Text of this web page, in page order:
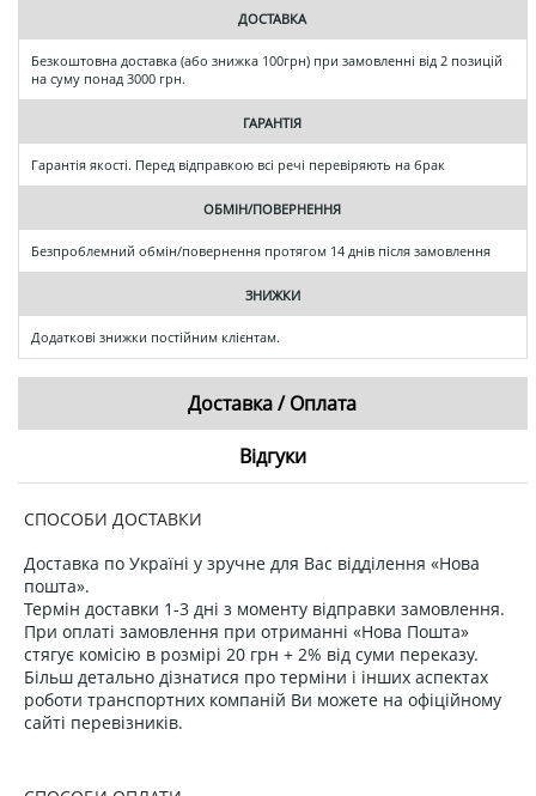
ДОСТАВКА
Безкоштовна доставка (або знижка 100грн) при замовленні від 2 позицій
на суму понад 3000 грн.
ГАРАНТІЯ
Гарантія якості. Перед відправкою всі речі перевіряють на брак
ОБМІН/ПОВЕРНЕННЯ
Безпроблемний обмін/повернення протягом 14 днів після замовлення
ЗНИЖКИ
Додаткові знижки постійним клієнтам.
Доставка / Оплата
Відгуки
СПОСОБИ ДОСТАВКИ
Доставка по Україні у зручне для Вас відділення «Нова
пошта».
Термін доставки 1-3 дні з моменту відправки замовлення.
При оплаті замовлення при отриманні «Нова Пошта»
стягує комісію в розмірі 20 грн + 2% від суми переказу.
Більш детально дізнатися про терміни і інших аспектах
роботи транспортних компаній Ви можете на офіційному
сайті перевізників.